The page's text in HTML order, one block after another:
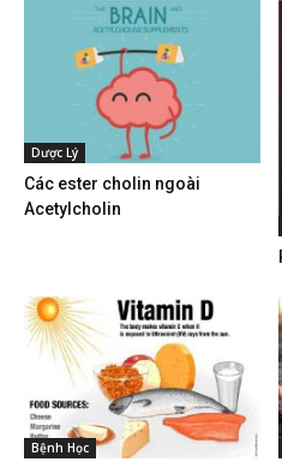
Dược Lý
Các ester cholin ngoài
Acetylcholin
Bệnh Học